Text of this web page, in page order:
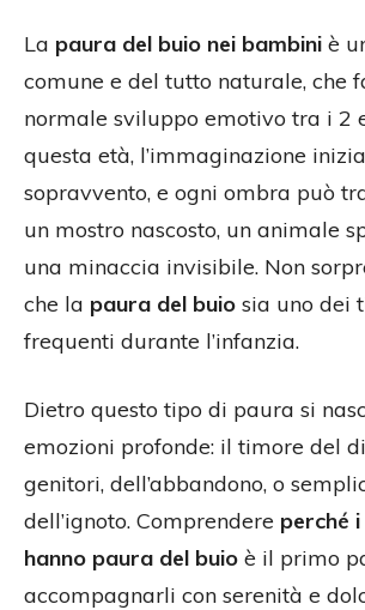
La paura del buio nei bambini è
comune e del tutto naturale, che
normale sviluppo emotivo tra i 2
questa età, l’immaginazione
sopravvento, e ogni ombra può
un mostro nascosto, un animale
una minaccia invisibile. Non
che la paura del buio sia uno dei
frequenti durante l’infanzia.
Dietro questo tipo di paura si
emozioni profonde: il timore del
genitori, dell’abbandono, o
dell’ignoto. Comprendere perché
hanno paura del buio è il primo
accompagnarli con serenità e